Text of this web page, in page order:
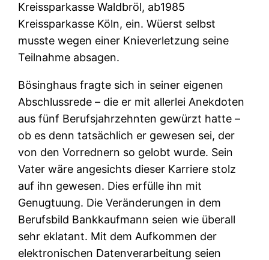
Kreissparkasse Waldbröl, ab1985
Kreissparkasse Köln, ein. Wüerst selbst
musste wegen einer Knieverletzung seine
Teilnahme absagen.
Bösinghaus fragte sich in seiner eigenen
Abschlussrede – die er mit allerlei Anekdoten
aus fünf Berufsjahrzehnten gewürzt hatte –
ob es denn tatsächlich er gewesen sei, der
von den Vorrednern so gelobt wurde. Sein
Vater wäre angesichts dieser Karriere stolz
auf ihn gewesen. Dies erfülle ihn mit
Genugtuung. Die Veränderungen in dem
Berufsbild Bankkaufmann seien wie überall
sehr eklatant. Mit dem Aufkommen der
elektronischen Datenverarbeitung seien